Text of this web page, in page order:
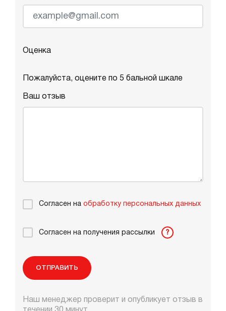
Оценка
Пожалуйста, оцените по 5 бальной шкале
Ваш отзыв
Согласен на обработку персональных данных
Согласен на получения рассылки ?
ОТПРАВИТЬ
Наш менеджер проверит и опубликует отзыв в